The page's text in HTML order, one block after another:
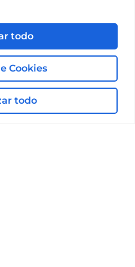
Cookies
todo
todo